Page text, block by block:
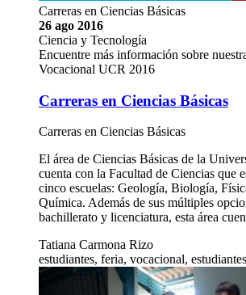
Carreras en Ciencias Básicas
26 ago 2016
Ciencia y Tecnología
Encuentre más información sobre
Vocacional UCR 2016
Carreras en Ciencias Básicas
Carreras en Ciencias Básicas
El área de Ciencias Básicas de la
cuenta con la Facultad de Ciencias que
cinco escuelas: Geología, Biología,
Química. Además de sus múltiples
bachillerato y licenciatura, esta área
Tatiana Carmona Rizo
estudiantes, feria, vocacional,